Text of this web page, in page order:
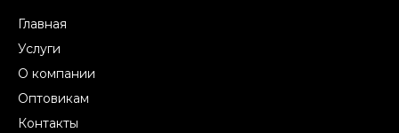
Главная
Услуги
О компании
Оптовикам
Контакты